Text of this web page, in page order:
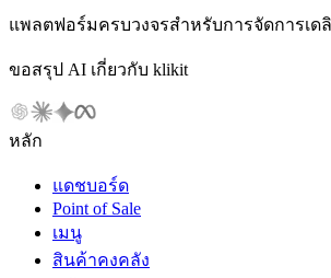
แพลตฟอร์มครบวงจรสำหรับการจัดการเด
ขอสรุป AI เกี่ยวกับ klikit
หลัก
แดชบอร์ด
Point of Sale
เมนู
สินค้าคงคลัง